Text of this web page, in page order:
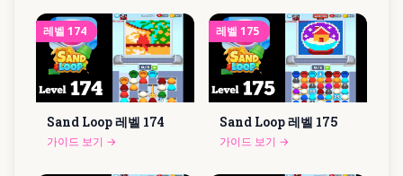
레벨 174
Sand Loop 레벨 174
가이드 보기 →
레벨 175
Sand Loop 레벨 175
가이드 보기 →